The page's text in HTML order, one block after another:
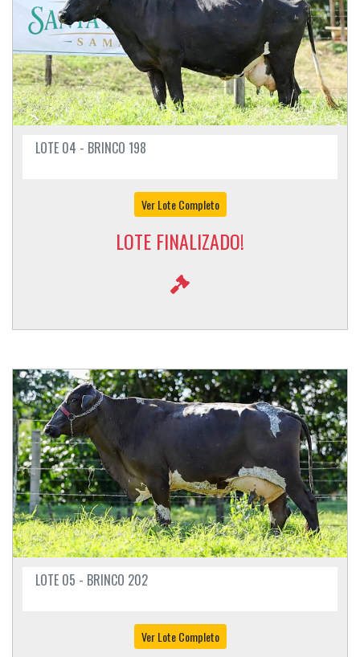
LOTE 04 - BRINCO 198
Ver Lote Completo
LOTE FINALIZADO!
LOTE 05 - BRINCO 202
Ver Lote Completo